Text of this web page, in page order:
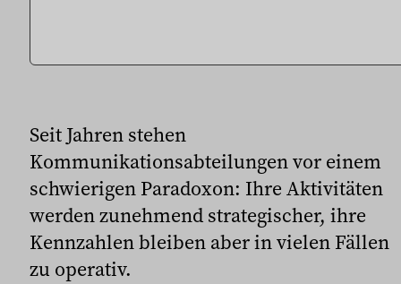
Seit Jahren stehen
Kommunikationsabteilungen vor einem
schwierigen Paradoxon: Ihre Aktivitäten
werden zunehmend strategischer, ihre
Kennzahlen bleiben aber in vielen Fällen
zu operativ.